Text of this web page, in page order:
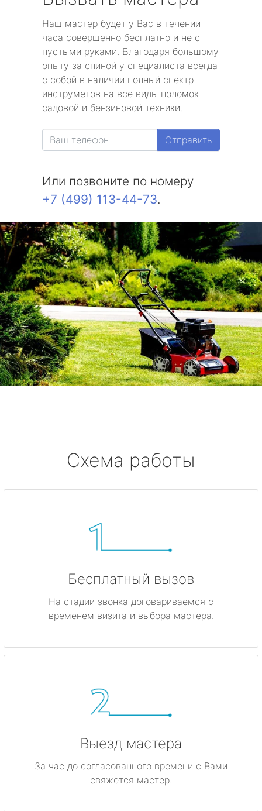
Наш мастер будет у Вас в течении
часа совершенно бесплатно и не с
пустыми руками. Благодаря большому
опыту за спиной у специалиста всегда
с собой в наличии полный спектр
инструметов на все виды поломок
садовой и бензиновой техники.
Отправить
Или позвоните по номеру
+7 (499) 113-44-73.
Схема работы
Бесплатный вызов
На стадии звонка договариваемся с
временем визита и выбора мастера.
Выезд мастера
За час до согласованного времени с Вами
свяжется мастер.